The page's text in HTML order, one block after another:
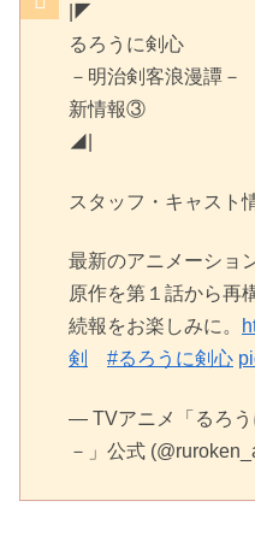
|◤
るろうに剣心
－明治剣客浪漫譚－
新情報③
◢|
スタッフ・キャスト
最新のアニメーショ
原作を第１話から再
続報をお楽しみに。
剣
#るろうに剣心
— TVアニメ「るろう
－」公式